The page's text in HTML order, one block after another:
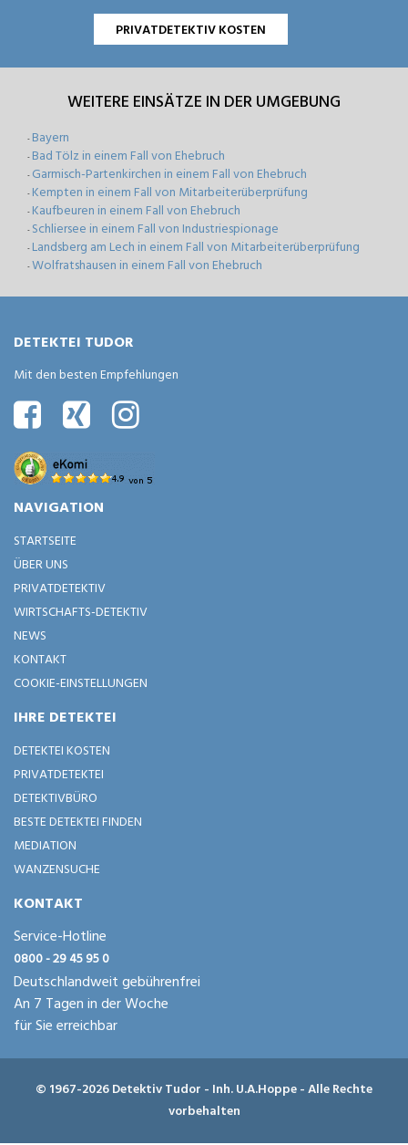
PRIVATDETEKTIV KOSTEN
WEITERE EINSÄTZE IN DER UMGEBUNG
- Bayern
- Bad Tölz in einem Fall von Ehebruch
- Garmisch-Partenkirchen in einem Fall von Ehebruch
- Kempten in einem Fall von Mitarbeiterüberprüfung
- Kaufbeuren in einem Fall von Ehebruch
- Schliersee in einem Fall von Industriespionage
- Landsberg am Lech in einem Fall von Mitarbeiterüberprüfung
-Wolfratshausen in einem Fall von Ehebruch
DETEKTEI TUDOR
Mit den besten Empfehlungen
NAVIGATION
STARTSEITE
ÜBER UNS
PRIVATDETEKTIV
WIRTSCHAFTS-DETEKTIV
NEWS
KONTAKT
COOKIE-EINSTELLUNGEN
IHRE DETEKTEI
DETEKTEI KOSTEN
PRIVATDETEKTEI
DETEKTIVBÜRO
BESTE DETEKTEI FINDEN
MEDIATION
WANZENSUCHE
KONTAKT
Service-Hotline
0800 - 29 45 95 0
Deutschlandweit gebührenfrei
An 7 Tagen in der Woche
für Sie erreichbar
© 1967-2026 Detektiv Tudor - Inh. U.A.Hoppe - Alle Rechte
vorbehalten